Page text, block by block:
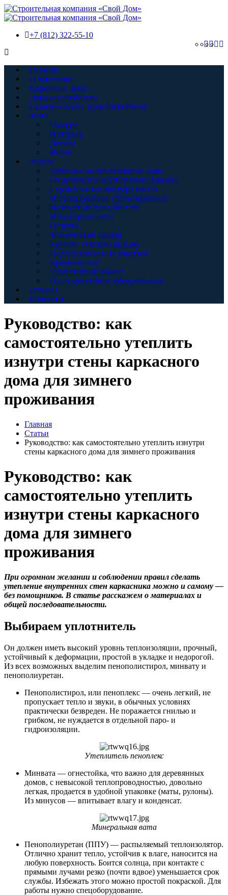
+7 (812) 322-55-10
Главная
О компании
Каркасные дома
Дома из газобетона
Скандинавские дома TimberWood
Фото
Галерея
Интерьер
Детали
Видео
Услуги
Забивные железобетонные сваи
Геодезическое исследование участка
Строительство комфорт класса
Индивидуальное проектирование
Возведение фундаментов
Инженерные сети
Отделка
Технический надзор
Бурение скважин на воду
Подбор земельных участков
Кредитование
Гарантийный ремонт
Постгарантийное обслуживание
Отзывы
Контакты
Руководство: как
самостоятельно утеплить
изнутри стены каркасного
дома для зимнего
проживания
Главная
Статьи
Руководство: как самостоятельно утеплить изнутри
стены каркасного дома для зимнего проживания
Руководство: как
самостоятельно утеплить
изнутри стены каркасного
дома для зимнего
проживания
При огромном желании и соблюдении правил сделать
утепление внутренних стен каркасника можно и самому —
без помощников. В статье расскажем о материалах и
общей последовательности.
Выбираем уплотнитель
Он должен иметь высокий уровнь теплоизоляции, прочный,
устойчивый к деформации, простой в укладке и недорогой.
Из всех возможных выделим пенополистирол, минвату и
пенополиуретан.
Пенополистирол, или пеноплекс — очень легкий, не
пропускает тепло и звуки, в обычных условиях
практически безвреден. Не поражается гнилью и
грибком, не нуждается в отдельной паро- и
гидроизоляции.
Утеплитель пеноплекс
Минвата — огнестойка, что важно для деревянных
домов, с невысокой теплопроводностью, довольно
легкая, продается в удобной упаковке (маты, рулоны).
Из минусов — впитывает влагу и конденсат.
Минеральная вата
Пенополиуретан (ППУ) — распыляемый теплоизолятор.
Отлично хранит тепло, устойчив к влаге, наносится на
любую поверхность. Боится солнца, при контакте с
прямыми лучами резко (почти вдвое) уменьшается срок
службы. Избежать этого можно простой покраской. Для
работы нужно спецоборудование.